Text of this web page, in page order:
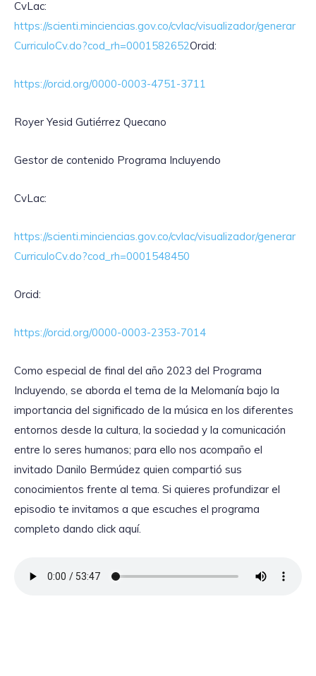
CvLac:
https://scienti.minciencias.gov.co/cvlac/visualizador/generar
CurriculoCv.do?cod_rh=0001582652Orcid:
https://orcid.org/0000-0003-4751-3711
Royer Yesid Gutiérrez Quecano
Gestor de contenido Programa Incluyendo
CvLac:
https://scienti.minciencias.gov.co/cvlac/visualizador/generar
CurriculoCv.do?cod_rh=0001548450
Orcid:
https://orcid.org/0000-0003-2353-7014
Como especial de final del año 2023 del Programa
Incluyendo, se aborda el tema de la Melomanía bajo la
importancia del significado de la música en los diferentes
entornos desde la cultura, la sociedad y la comunicación
entre lo seres humanos; para ello nos acompaño el
invitado Danilo Bermúdez quien compartió sus
conocimientos frente al tema. Si quieres profundizar el
episodio te invitamos a que escuches el programa
completo dando click aquí.